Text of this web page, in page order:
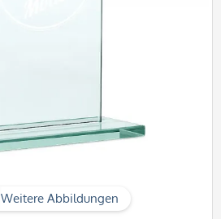
Weitere Abbildungen